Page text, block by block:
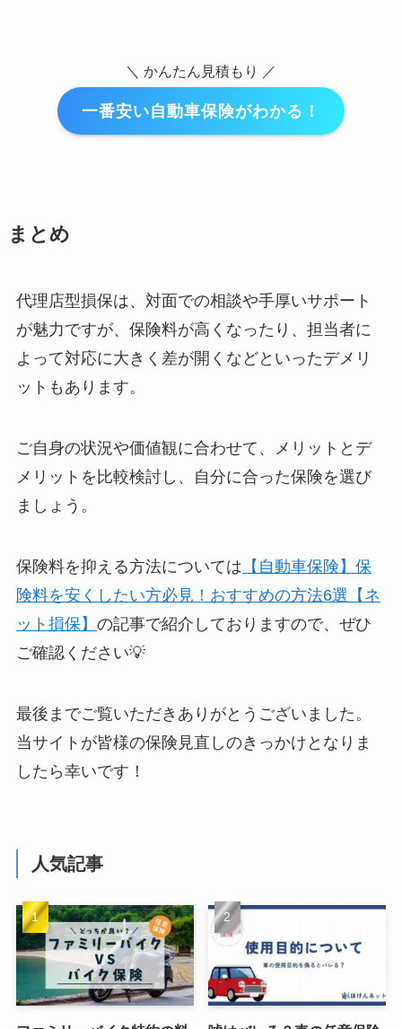
＼ かんたん見積もり ／
一番安い自動車保険がわかる！
まとめ
代理店型損保は、対面での相談や手厚いサポート
が魅力ですが、保険料が高くなったり、担当者に
よって対応に大きく差が開くなどといったデメリ
ットもあります。
ご自身の状況や価値観に合わせて、メリットとデ
メリットを比較検討し、自分に合った保険を選び
ましょう。
保険料を抑える方法については 【自動車保険】保
険料を安くしたい方必見！おすすめの方法6選【ネ
ット損保】 の記事で紹介しておりますので、ぜひ
ご確認ください💡
最後までご覧いただきありがとうございました。
当サイトが皆様の保険見直しのきっかけとなりま
したら幸いです！
人気記事